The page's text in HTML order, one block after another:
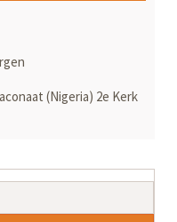
(Nigeria) 2e Kerk